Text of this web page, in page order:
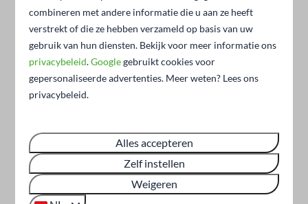
Ontdek Vakantiepark
combineren met andere informatie die u aan ze heeft
verstrekt of die ze hebben verzameld op basis van uw
gebruik van hun diensten. Bekijk voor meer informatie ons
privacybeleid.Googlegebruikt cookies voor
gepersonaliseerde advertenties. Meer weten? Lees ons
privacybeleid.
Alles accepteren
Zelf instellen
Weigeren